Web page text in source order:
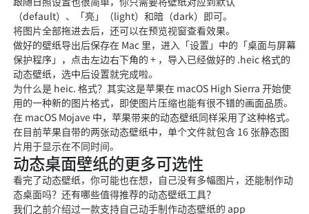
（default）、「亮」（light）和暗（dark）即可。
将图片全部拖进去后，还可以在预览视窗查看效果。
做好的壁纸导出后保存在 Mac 里，进入「设置」中的「桌面与屏幕
保护程序」，点击左边右下角的 + ，导入已经做好的 .heic 格式的
动态壁纸，选中后设置就完成啦。
为什么是 heic. 格式？其实这是苹果在 macOS High Sierra 开始使
用的一种新的图片格式，即使图片压缩也能有很不错的画面品质。
在 macOS Mojave 中，苹果带来的动态壁纸同样采用了这种格式。
在目前苹果自带的两张动态壁纸中，单个文件就包含 16 张静态图
片用于显示在不同时间。
动态桌面壁纸的更多可选性
看完了动态壁纸，你可能也在想，自己没有多幅图片，还能制作动
态桌面吗？还有哪些值得推荐的动态壁纸工具？
我们之前介绍过一款支持自己动手制作动态壁纸的 app